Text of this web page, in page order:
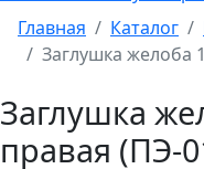
Главная
Каталог
Заглушка желоба
Заглушка
правая (ПЭ-